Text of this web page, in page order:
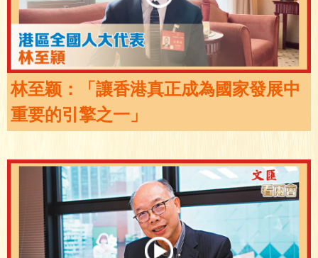
林至颖：「讓香港真正成為國家發展中
重要的引擎之一」